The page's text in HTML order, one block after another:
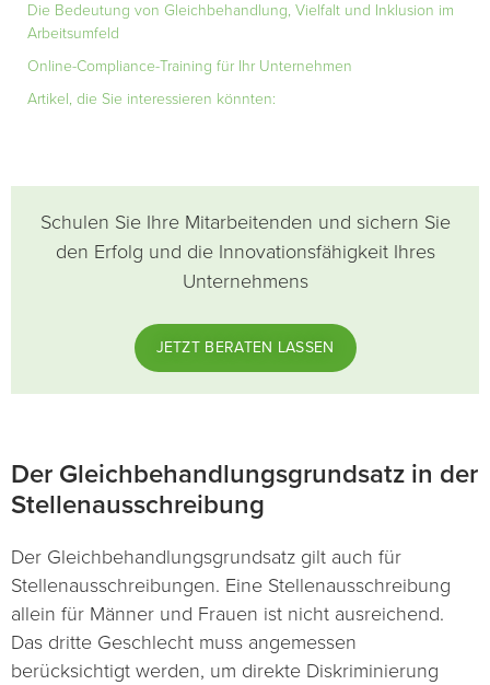
Die Bedeutung von Gleichbehandlung, Vielfalt und Inklusion im
Arbeitsumfeld
Online-Compliance-Training für Ihr Unternehmen
Artikel, die Sie interessieren könnten:
Schulen Sie Ihre Mitarbeitenden und sichern Sie
den Erfolg und die Innovationsfähigkeit Ihres
Unternehmens
JETZT BERATEN LASSEN
Der Gleichbehandlungsgrundsatz in der
Stellenausschreibung
Der Gleichbehandlungsgrundsatz gilt auch für
Stellenausschreibungen. Eine Stellenausschreibung
allein für Männer und Frauen ist nicht ausreichend.
Das dritte Geschlecht muss angemessen
berücksichtigt werden, um direkte Diskriminierung